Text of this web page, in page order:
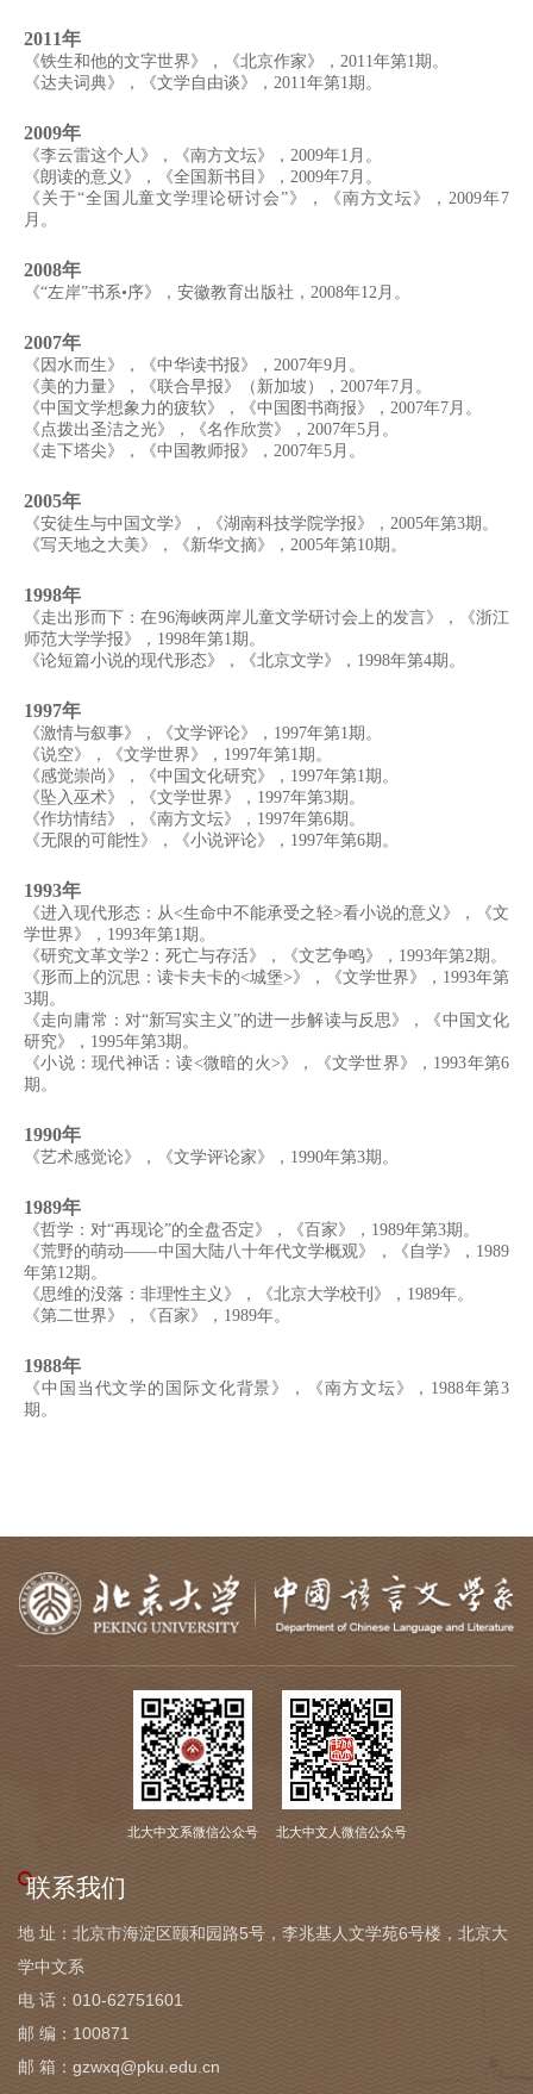
2011年
《铁生和他的文字世界》，《北京作家》，2011年第1期。
《达夫词典》，《文学自由谈》，2011年第1期。
2009年
《李云雷这个人》，《南方文坛》，2009年1月。
《朗读的意义》，《全国新书目》，2009年7月。
《关于“全国儿童文学理论研讨会”》，《南方文坛》，2009年7
月。
2008年
《“左岸”书系•序》，安徽教育出版社，2008年12月。
2007年
《因水而生》，《中华读书报》，2007年9月。
《美的力量》，《联合早报》（新加坡），2007年7月。
《中国文学想象力的疲软》，《中国图书商报》，2007年7月。
《点拨出圣洁之光》，《名作欣赏》，2007年5月。
《走下塔尖》，《中国教师报》，2007年5月。
2005年
《安徒生与中国文学》，《湖南科技学院学报》，2005年第3期。
《写天地之大美》，《新华文摘》，2005年第10期。
1998年
《走出形而下：在96海峡两岸儿童文学研讨会上的发言》，《浙江
师范大学学报》，1998年第1期。
《论短篇小说的现代形态》，《北京文学》，1998年第4期。
1997年
《激情与叙事》，《文学评论》，1997年第1期。
《说空》，《文学世界》，1997年第1期。
《感觉崇尚》，《中国文化研究》，1997年第1期。
《坠入巫术》，《文学世界》，1997年第3期。
《作坊情结》，《南方文坛》，1997年第6期。
《无限的可能性》，《小说评论》，1997年第6期。
1993年
《进入现代形态：从<生命中不能承受之轻>看小说的意义》，《文
学世界》，1993年第1期。
《研究文革文学2：死亡与存活》，《文艺争鸣》，1993年第2期。
《形而上的沉思：读卡夫卡的<城堡>》，《文学世界》，1993年第
3期。
《走向庸常：对“新写实主义”的进一步解读与反思》，《中国文化
研究》，1995年第3期。
《小说：现代神话：读<微暗的火>》，《文学世界》，1993年第6
期。
1990年
《艺术感觉论》，《文学评论家》，1990年第3期。
1989年
《哲学：对“再现论”的全盘否定》，《百家》，1989年第3期。
《荒野的萌动——中国大陆八十年代文学概观》，《自学》，1989
年第12期。
《思维的没落：非理性主义》，《北京大学校刊》，1989年。
《第二世界》，《百家》，1989年。
1988年
《中国当代文学的国际文化背景》，《南方文坛》，1988年第3
期。
北大中文系微信公众号 北大中文人微信公众号
联系我们
地 址：北京市海淀区颐和园路5号，李兆基人文学苑6号楼，北京大
学中文系
电 话：010-62751601
邮 编：100871
邮 箱：gzwxq@pku.edu.cn